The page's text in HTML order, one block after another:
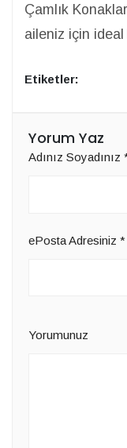
Çamlık
aileniz için ideal
Etiketler:
Yorum Yaz
Adınız Soyadınız
ePosta Adresiniz *
Yorumunuz